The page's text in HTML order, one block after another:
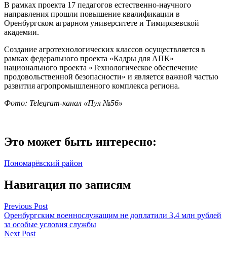
В рамках проекта 17 педагогов естественно-научного
направления прошли повышение квалификации в
Оренбургском аграрном университете и Тимирязевской
академии.
Создание агротехнологических классов осуществляется в
рамках федерального проекта «Кадры для АПК»
национального проекта «Технологическое обеспечение
продовольственной безопасности» и является важной частью
развития агропромышленного комплекса региона.
Фото: Telegram-канал «Пул №56»
Это может быть интересно:
Пономарёвский район
Навигация по записям
Previous Post
Оренбургским военнослужащим не доплатили 3,4 млн рублей
за особые условия службы
Next Post